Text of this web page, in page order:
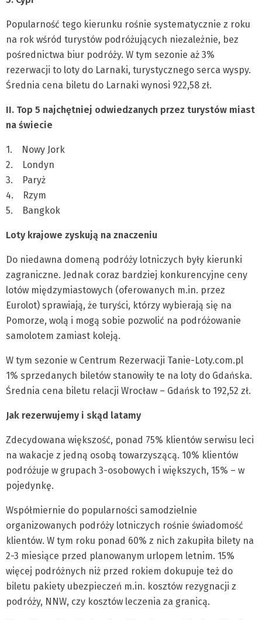
Popularność tego kierunku rośnie systematycznie z roku
na rok wśród turystów podróżujących niezależnie, bez
pośrednictwa biur podróży. W tym sezonie aż 3%
rezerwacji to loty do Larnaki, turystycznego serca wyspy.
Średnia cena biletu do Larnaki wynosi 922,58 zł.
II. Top 5 najchętniej odwiedzanych przez turystów miast
na świecie
1. Nowy Jork
2. Londyn
3. Paryż
4. Rzym
5. Bangkok
Loty krajowe zyskują na znaczeniu
Do niedawna domeną podróży lotniczych były kierunki
zagraniczne. Jednak coraz bardziej konkurencyjne ceny
lotów międzymiastowych (oferowanych m.in. przez
Eurolot) sprawiają, że turyści, którzy wybierają się na
Pomorze, wolą i mogą sobie pozwolić na podróżowanie
samolotem zamiast koleją.
W tym sezonie w Centrum Rezerwacji Tanie-Loty.com.pl
1% sprzedanych biletów stanowiły te na loty do Gdańska.
Średnia cena biletu relacji Wrocław – Gdańsk to 192,52 zł.
Jak rezerwujemy i skąd latamy
Zdecydowana większość, ponad 75% klientów serwisu leci
na wakacje z jedną osobą towarzyszącą. 10% klientów
podróżuje w grupach 3-osobowych i większych, 15% – w
pojedynkę.
Współmiernie do popularności samodzielnie
organizowanych podróży lotniczych rośnie świadomość
klientów. W tym roku ponad 60% z nich zakupiła bilety na
2-3 miesiące przed planowanym urlopem letnim. 15%
więcej podróżnych niż przed rokiem dokupuje też do
biletu pakiety ubezpieczeń m.in. kosztów rezygnacji z
podróży, NNW, czy kosztów leczenia za granicą.